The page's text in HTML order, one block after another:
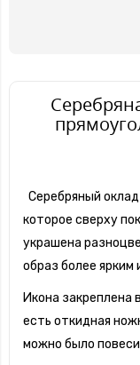
Серебряный
которое сверху
украшена
образ более
Икона закреплена
есть откидная
можно было